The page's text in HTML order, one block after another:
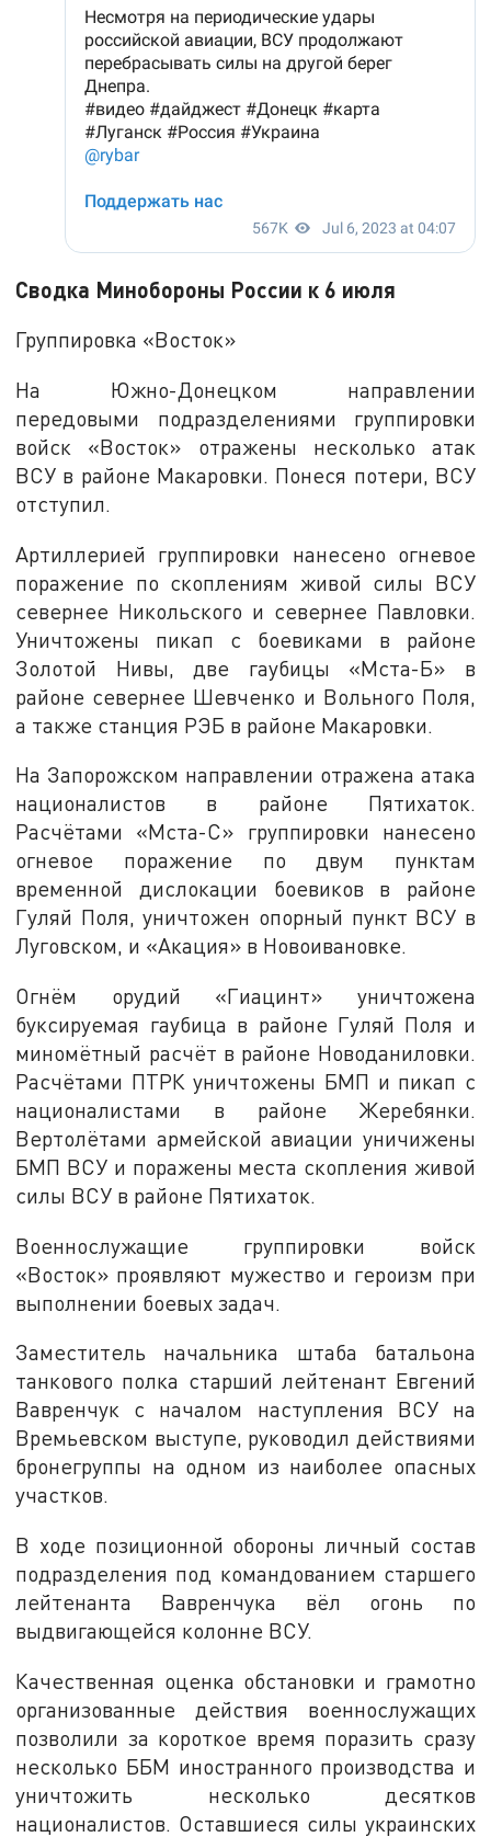
Сводка Минобороны России к 6 июля
Группировка «Восток»
На Южно-Донецком направлении
передовыми подразделениями группировки
войск «Восток» отражены несколько атак
ВСУ в районе Макаровки. Понеся потери, ВСУ
отступил.
Артиллерией группировки нанесено огневое
поражение по скоплениям живой силы ВСУ
севернее Никольского и севернее Павловки.
Уничтожены пикап с боевиками в районе
Золотой Нивы, две гаубицы «Мста-Б» в
районе севернее Шевченко и Вольного Поля,
а также станция РЭБ в районе Макаровки.
На Запорожском направлении отражена атака
националистов в районе Пятихаток.
Расчётами «Мста-С» группировки нанесено
огневое поражение по двум пунктам
временной дислокации боевиков в районе
Гуляй Поля, уничтожен опорный пункт ВСУ в
Луговском, и «Акация» в Новоивановке.
Огнём орудий «Гиацинт» уничтожена
буксируемая гаубица в районе Гуляй Поля и
миномётный расчёт в районе Новоданиловки.
Расчётами ПТРК уничтожены БМП и пикап с
националистами в районе Жеребянки.
Вертолётами армейской авиации уничижены
БМП ВСУ и поражены места скопления живой
силы ВСУ в районе Пятихаток.
Военнослужащие группировки войск
«Восток» проявляют мужество и героизм при
выполнении боевых задач.
Заместитель начальника штаба батальона
танкового полка старший лейтенант Евгений
Вавренчук с началом наступления ВСУ на
Времьевском выступе, руководил действиями
бронегруппы на одном из наиболее опасных
участков.
В ходе позиционной обороны личный состав
подразделения под командованием старшего
лейтенанта Вавренчука вёл огонь по
выдвигающейся колонне ВСУ.
Качественная оценка обстановки и грамотно
организованные действия военнослужащих
позволили за короткое время поразить сразу
несколько ББМ иностранного производства и
уничтожить несколько десятков
националистов. Оставшиеся силы украинских